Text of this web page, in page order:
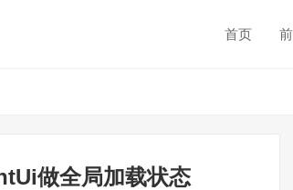
首页
做全局加载状态